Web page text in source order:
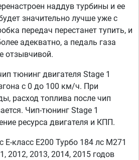
наддув турбины и ее
значительно лучше уже с
передач перестанет тупить, и
адекватно, а педаль газа
отзывчивой.
тюнинг двигателя Stage 1
с 0 до 100 км/ч. При
расход топлива после чип
Чип-тюнинг Stage 1
ресурса двигателя и КПП.
класс E200 Турбо 184 лс M271
2012, 2013, 2014, 2015 годов